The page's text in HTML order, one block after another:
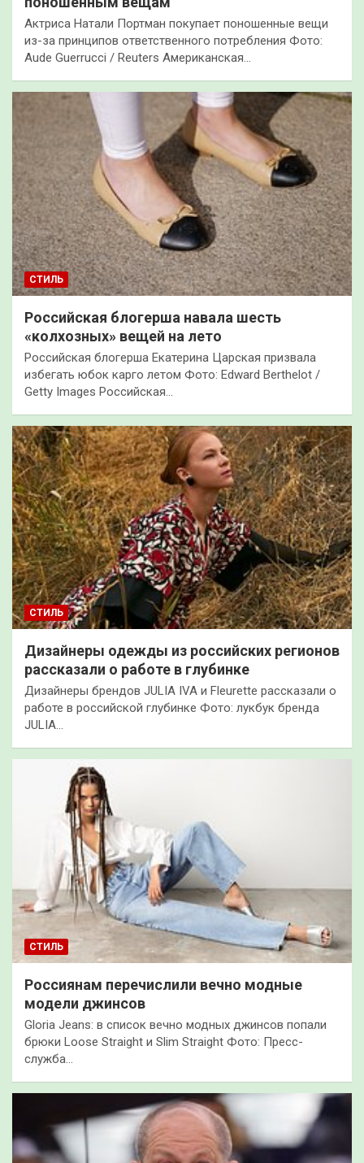
Актриса Натали Портман покупает поношенные вещи
из-за принципов ответственного потребления Фото:
Aude Guerrucci / Reuters Американская…
СТИЛЬ
Российская блогерша навала шесть
«колхозных» вещей на лето
Российская блогерша Екатерина Царская призвала
избегать юбок карго летом Фото: Edward Berthelot /
Getty Images Российская…
СТИЛЬ
Дизайнеры одежды из российских регионов
рассказали о работе в глубинке
Дизайнеры брендов JULIA IVA и Fleurette рассказали о
работе в российской глубинке Фото: лукбук бренда
JULIA…
СТИЛЬ
Россиянам перечислили вечно модные
модели джинсов
Gloria Jeans: в список вечно модных джинсов попали
брюки Loose Straight и Slim Straight Фото: Пресс-
служба…